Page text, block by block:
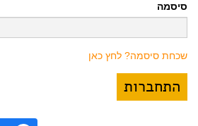
סיסמה
שכחת סיסמה? לחץ כאן